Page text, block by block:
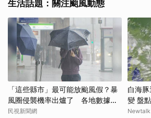
生活話題：關注颱風動態
「這些縣市」最可能放颱風假？暴
風圈侵襲機率出爐了 各地數據一
次看
民視新聞網
白海
變 盤
Newtalk